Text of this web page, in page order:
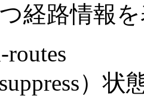
経路情報
routes
）